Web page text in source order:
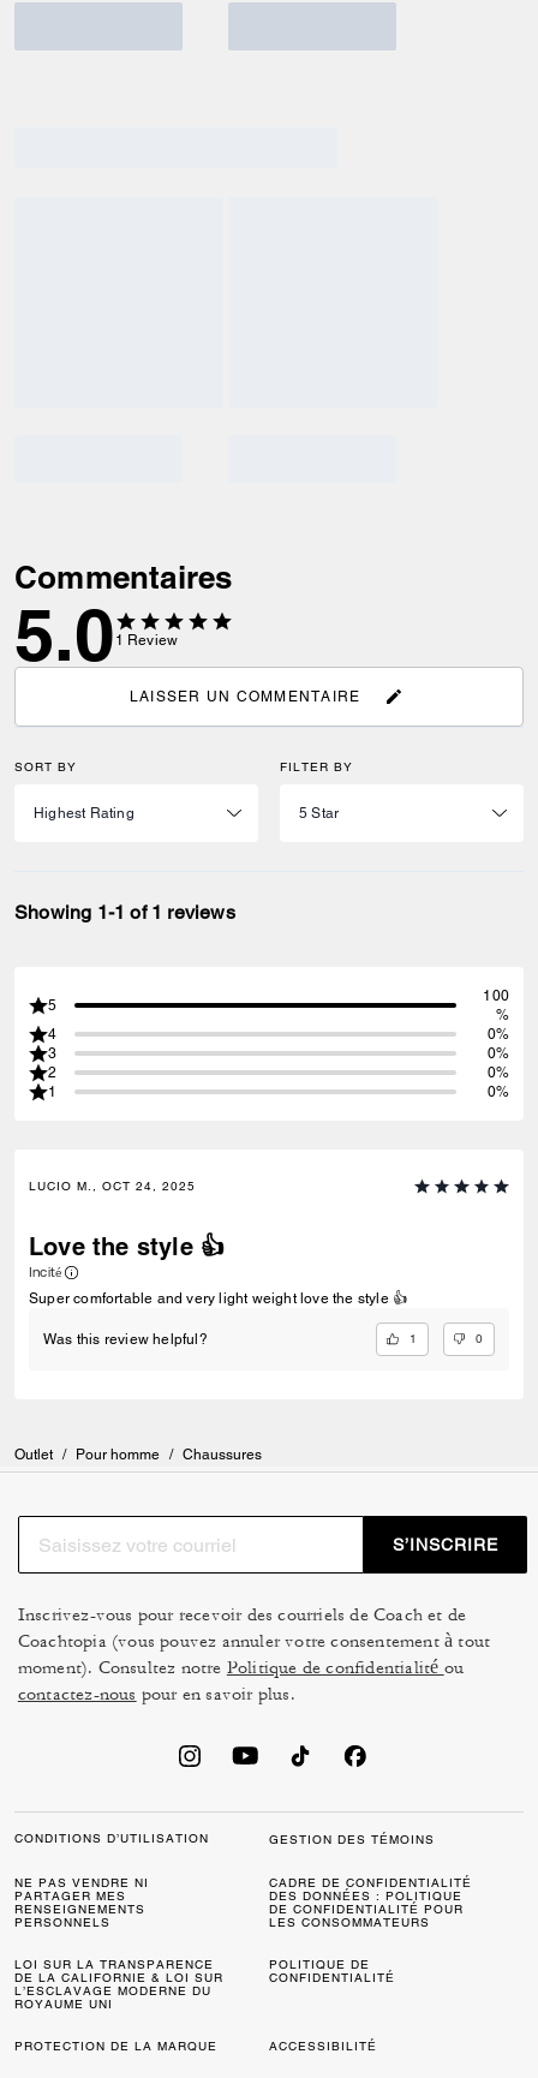
Commentaires
5.0 1 Review
LAISSER UN COMMENTAIRE
SORT BY FILTER BY
Showing 1-1 of 1 reviews
5
100
%
4
0%
3
0%
2
0%
1
0%
LUCIO M., OCT 24, 2025
Love the style 👍
Incité
Super comfortable and very light weight love the style 👍
Was this review helpful? 1 0
Outlet / Pour homme / Chaussures
S’INSCRIRE
Inscrivez-vous pour recevoir des courriels de Coach et de
Coachtopia (vous pouvez annuler votre consentement à tout
moment). Consultez notre Politique de confidentialité ou
contactez-nous pour en savoir plus.
CONDITIONS D’UTILISATION GESTION DES TÉMOINS
NE PAS VENDRE NI
PARTAGER MES
RENSEIGNEMENTS
PERSONNELS
CADRE DE CONFIDENTIALITÉ
DES DONNÉES : POLITIQUE
DE CONFIDENTIALITÉ POUR
LES CONSOMMATEURS
LOI SUR LA TRANSPARENCE
DE LA CALIFORNIE & LOI SUR
L’ESCLAVAGE MODERNE DU
ROYAUME UNI
POLITIQUE DE
CONFIDENTIALITÉ
PROTECTION DE LA MARQUE ACCESSIBILITÉ